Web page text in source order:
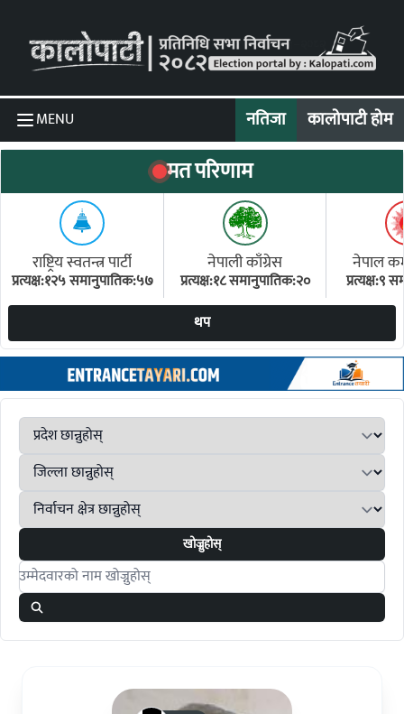
MENU नतिजा कालोपाटी होम
मत परिणाम
राष्ट्रिय स्वतन्त्र पार्टी
प्रत्यक्ष:१२५ समानुपातिक:५७
नेपाली काँग्रेस
प्रत्यक्ष:१८ समानुपातिक:२०
नेपाल
प्रत्यक्ष:९
थप
खोज्नुहोस्
Search candidates